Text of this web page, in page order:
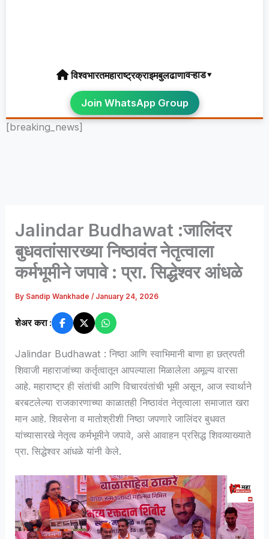
विश्वभारतमहाराष्ट्रक्राइमबुलढाणावऱ्हाड▾
Join WhatsApp Group
[breaking_news]
Jalindar Budhawat :जालिंदर
बुधवतांसारख्या निष्ठावंत नेतृत्वाला
कर्मभूमीने जपावे : प्रा. सिद्धेश्वर आंधळे
By Sandip Wankhade/ January 24, 2026
शेअर करा :
Jalindar Budhawat : निष्ठा आणि स्वाभिमानी बाणा हा छत्रपती
शिवाजी महाराजांच्या कर्तृत्वातून आपल्याला मिळालेला अमूल्य वारसा
आहे. महाराष्ट्र ही संतांची आणि विचारवंतांची भूमी असून, आज स्वार्थाने
बरबटलेल्या राजकारणाच्या काळातही निष्ठावंत नेतृत्वाला समाजात खरा
मान आहे. शिवसेना व मातोश्रीशी निष्ठा जपणारे जालिंदर बुधवत
यांच्यासारखे नेतृत्व कर्मभूमीने जपावे, असे आवाहन प्रसिद्ध शिवव्याख्याते
प्रा. सिद्धेश्वर आंधळे यांनी केले.